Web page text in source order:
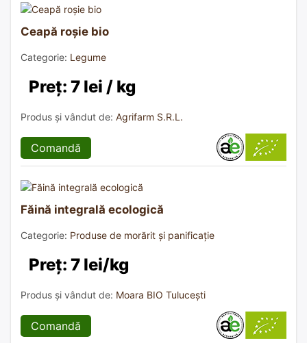
Ceapă roșie bio
Categorie: Legume
Preț: 7 lei / kg
Produs și vândut de: Agrifarm S.R.L.
Comandă
Făină integrală ecologică
Categorie: Produse de morărit și panificație
Preț: 7 lei/kg
Produs și vândut de: Moara BIO Tulucești
Comandă